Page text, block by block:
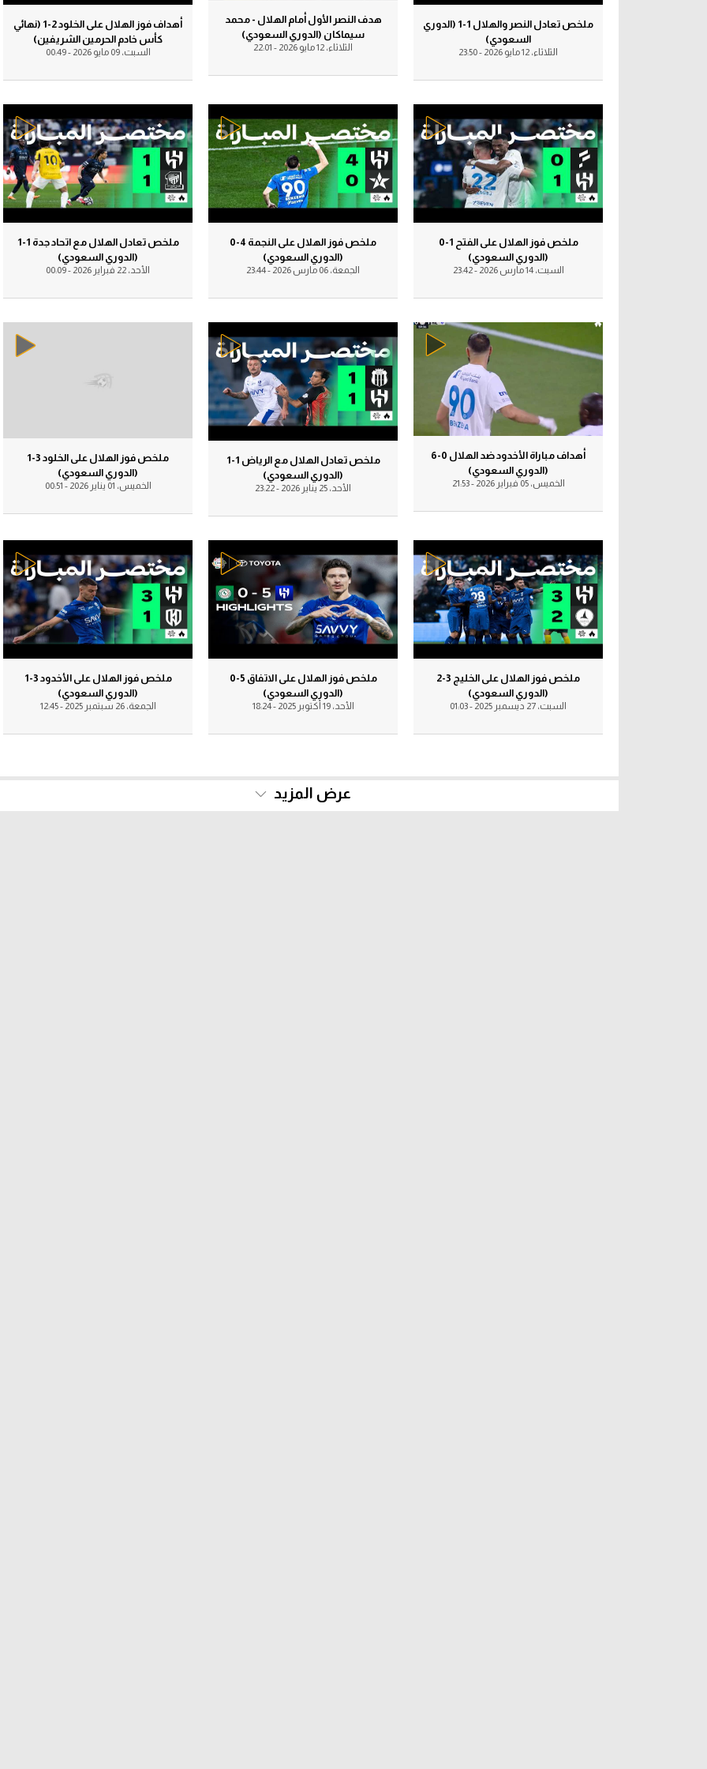
آراء حرة
ركن الألعاب
الدوري السعودي للمحترفين
كل البطولات
دوري أبطال أوروبا
أمريكا
آراء حرة
ركن الألعاب
ملخص تعادل النصر والهلال 1-1 (الدوري
السعودي)
الثلاثاء، 12 مايو 2026 - 23:50
هدف النصر الأول أمام الهلال - محمد
سيماكان (الدوري السعودي)
الثلاثاء، 12 مايو 2026 - 22:01
أهداف فوز الهلال على الخلود 2-1 (نهائي
كأس خادم الحرمين الشريفين)
السبت، 09 مايو 2026 - 00:49
ملخص فوز الهلال على الفتح 1-0
(الدوري السعودي)
السبت، 14 مارس 2026 - 23:42
ملخص فوز الهلال على النجمة 4-0
(الدوري السعودي)
الجمعة، 06 مارس 2026 - 23:44
ملخص تعادل الهلال مع اتحاد جدة 1-1
(الدوري السعودي)
الأحد، 22 فبراير 2026 - 00:09
أهداف مباراة الأخدود ضد الهلال 0-6
(الدوري السعودي)
الخميس، 05 فبراير 2026 - 21:53
ملخص تعادل الهلال مع الرياض 1-1
(الدوري السعودي)
الأحد، 25 يناير 2026 - 23:22
ملخص فوز الهلال على الخلود 3-1
(الدوري السعودي)
الخميس، 01 يناير 2026 - 00:51
ملخص فوز الهلال على الخليج 3-2
(الدوري السعودي)
السبت، 27 ديسمبر 2025 - 01:03
ملخص فوز الهلال على الاتفاق 5-0
(الدوري السعودي)
الأحد، 19 أكتوبر 2025 - 18:24
ملخص فوز الهلال على الأخدود 3-1
(الدوري السعودي)
الجمعة، 26 سبتمبر 2025 - 12:45
عرض المزيد